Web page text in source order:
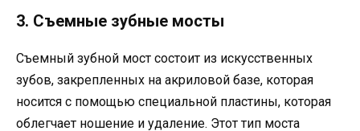
3. Съемные зубные мосты
Съемный зубной мост состоит из искусственных
зубов, закрепленных на акриловой базе, которая
носится с помощью специальной пластины, которая
облегчает ношение и удаление. Этот тип моста